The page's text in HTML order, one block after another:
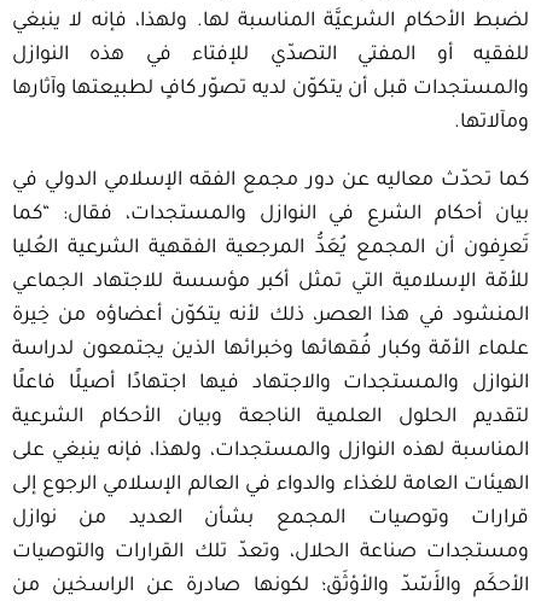
لضبط الأحكام الشرعيَّة المناسبة لها. ولهذا، فإنه لا ينبغي
للفقيه أو المفتي التصدّي للإفتاء في هذه النوازل
والمستجدات قبل أن يتكوّن لديه تصوّر كافٍ لطبيعتها وآثارها
ومآلاتها.
كما تحدّث معاليه عن دور مجمع الفقه الإسلامي الدولي في
بيان أحكام الشرع في النوازل والمستجدات، فقال: “كما
تَعرِفون أن المجمع يُعَدُّ المرجعية الفقهية الشرعية العُليا
للأمّة الإسلامية التي تمثل أكبر مؤسسة للاجتهاد الجماعي
المنشود في هذا العصر، ذلك لأنه يتكوّن أعضاؤه من خِيرة
علماء الأمّة وكبار فُقهائها وخبرائها الذين يجتمعون لدراسة
النوازل والمستجدات والاجتهاد فيها اجتهادًا أصيلًا فاعلًا
لتقديم الحلول العلمية الناجعة وبيان الأحكام الشرعية
المناسبة لهذه النوازل والمستجدات، ولهذا، فإنه ينبغي على
الهيئات العامة للغذاء والدواء في العالم الإسلامي الرجوع إلى
قرارات وتوصيات المجمع بشأن العديد من نوازل
ومستجدات صناعة الحلال، وتعدّ تلك القرارات والتوصيات
الأحكَم والأَسّدّ والأوْثَق؛ لكونها صادرة عن الراسخين من